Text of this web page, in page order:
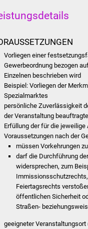
Vorliegen einer
Gewerbeordnung bezogen
Einzelnen beschrieben wird
Beispiel: Vorliegen der
Spezialmarktes
persönliche Zuverlässigkeit
der Veranstaltung
Erfüllung der für die
Voraussetzungen nach der
müssen Vorkehrungen
darf die Durchführung
widersprechen, zum
Feiertagsrechts
öffentlichen Sicherheit
Straßen-
geeigneter